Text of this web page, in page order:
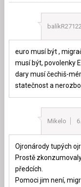
euro musí být ,
musí být, povolenky
dary musí čechiš-
statečnost a
Mikelo
Ojronárody tupých
Prostě
předcích.
Pomoci jim není,